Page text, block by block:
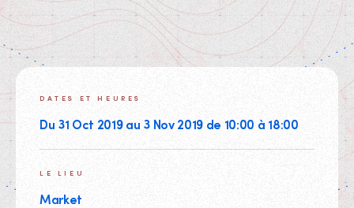
DATES ET HEURES
Du 31 Oct 2019 au 3 Nov 2019 de 10:00 à 18:00
LE LIEU
Market